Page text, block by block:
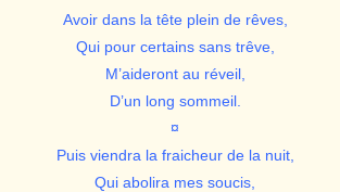
Avoir dans la tête plein de rêves,
Qui pour certains sans trêve,
M’aideront au réveil,
D’un long sommeil.
¤
Puis viendra la fraicheur de la nuit,
Qui abolira mes soucis,